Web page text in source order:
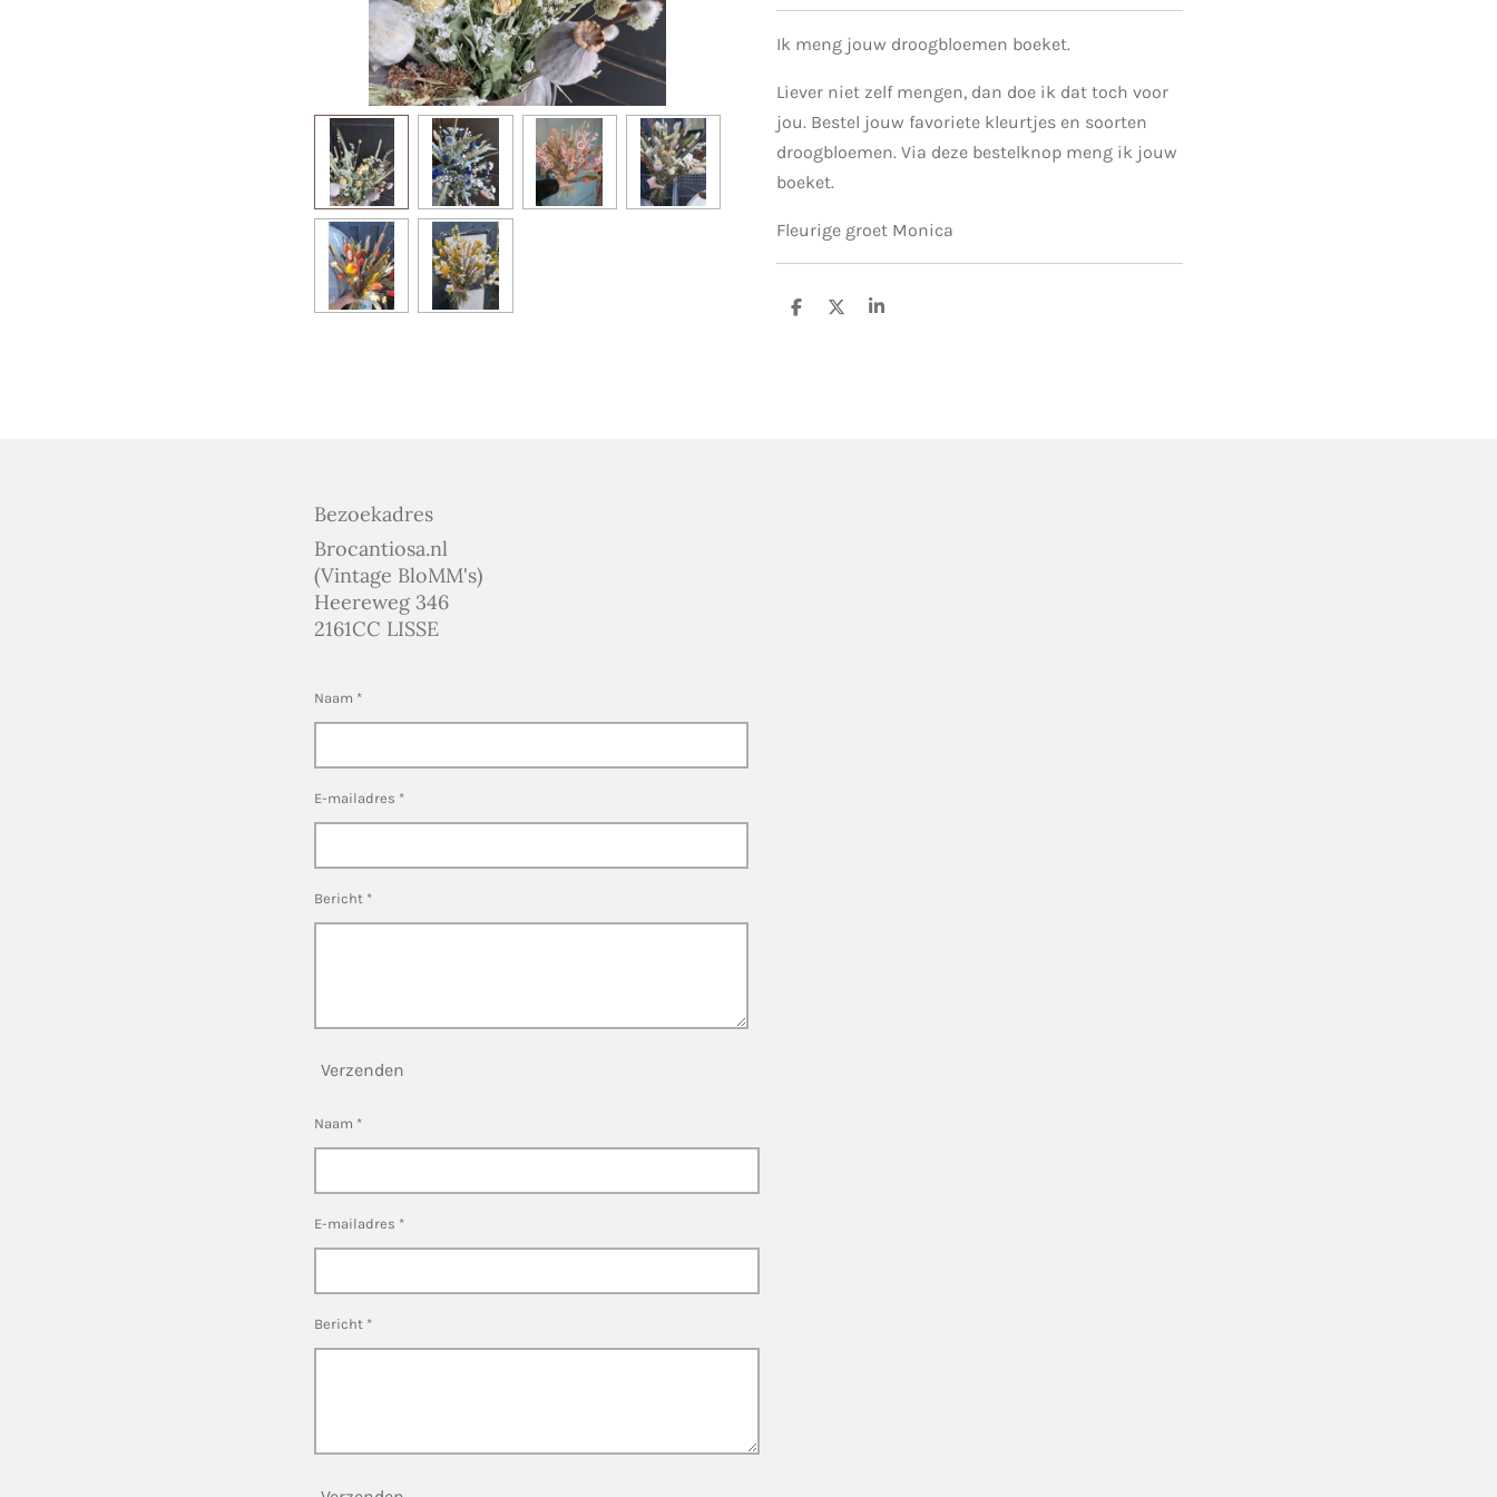
Ik meng jouw droogbloemen boeket.
Liever niet zelf mengen, dan doe ik dat toch voor
jou. Bestel jouw favoriete kleurtjes en soorten
droogbloemen. Via deze bestelknop meng ik jouw
boeket.
Fleurige groet Monica
D
D
S
Bezoekadres
Brocantiosa.nl
(Vintage BloMM's)
Heereweg 346
2161CC LISSE
Naam *
E-mailadres *
Bericht *
Verzenden
Naam *
E-mailadres *
Bericht *